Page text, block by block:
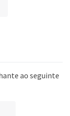
ao seguinte